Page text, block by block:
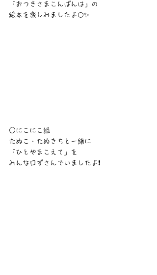
「おつきさまこんばんは」の
絵本を楽しみましたよ🌕✨
○にこにこ組
たぬこ・たぬきちと一緒に
「ひとやまこえて」を
みんな口ずさんでいましたよ❗